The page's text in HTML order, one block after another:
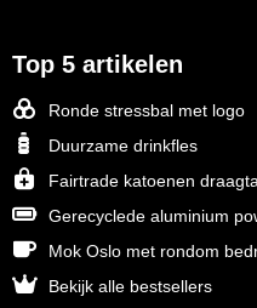
Top 5 artikelen
Ronde stressbal met logo
Duurzame drinkfles
Fairtrade katoenen
Gerecyclede aluminium
Mok Oslo met rondom
Bekijk alle bestsellers